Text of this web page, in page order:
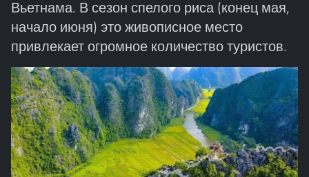
Вьетнама. В сезон спелого риса (конец мая,
начало июня) это живописное место
привлекает огромное количество туристов.